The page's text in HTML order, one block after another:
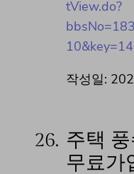
tView.do?
작성일:
26. 주택
무료가